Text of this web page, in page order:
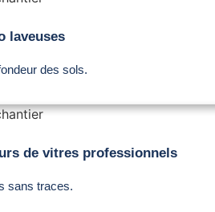
laveuses
des sols.
de vitres professionnels
sans traces.